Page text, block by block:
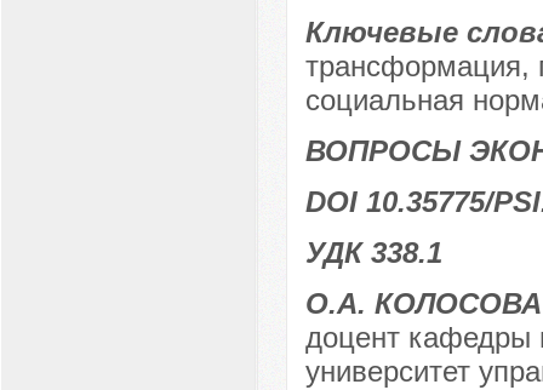
Ключевые
трансформация,
социальная
ВОПРОСЫ
DOI 10.35775/
УДК 338.1
О.А. КОЛОСОВА
доцент кафедры
университет